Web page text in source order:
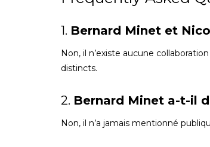
1. Bernard Minet et
Non, il n’existe aucune
distincts.
2. Bernard Minet a-t-il
Non, il n’a jamais mentionné